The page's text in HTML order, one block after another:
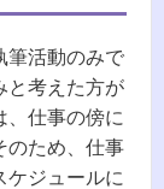
筆活動のみで
と考えた方が
、仕事の傍に
のため、仕事
ケジュールに